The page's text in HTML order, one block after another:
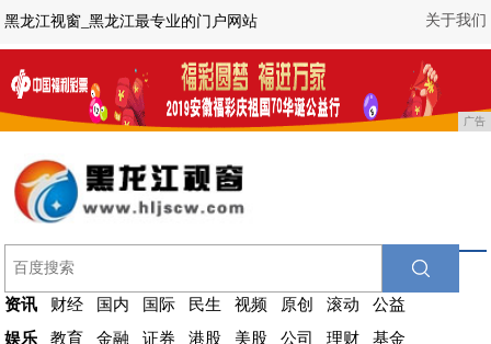
关于我们
黑龙江视窗_黑龙江最专业的门户网站
广告
资讯 财经 国内 国际 民生 视频 原创 滚动
公益
娱乐
教育 金融 证券 港股 美股 公司 理财
基金